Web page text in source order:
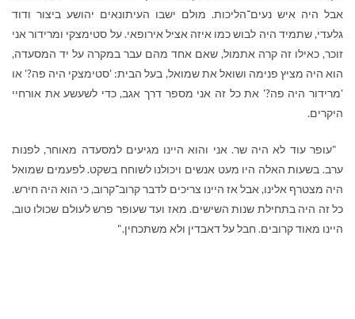
אבל היה איש נעים־הליכות. מולם ישבו העיתונאים יהושע ביצור ודוד
גלעדי, שתמיד היה לבוש כמו איזה אציל אירופאי. על סטימצקי ומרידור אני
זוכר, כאילו זה קרה אתמול, שאם אחד מהם עבר במקרה על יד המסעדה,
הוא היה מציץ פנימה ושואל את שמואל, בעל הבית: 'סטימצקי היה פה?' או
'מרידור היה פה?' את כל זה אני מספר דרך אגב, כדי לשעשע את אורחיי
היקרים.
"עופר עוד לא היה שר. אני והוא היינו מגיעים למסעדה מאוחר, לפנות
ערב. בשעות האלה היו מעט אנשים ויכולנו לשוחח בשקט. לפעמים שמואל
היה מצטרף אלינו, אבל אז היינו צריכים לדבר קרוב־קרוב, כי הוא היה חירש.
כל זה היה בתחילת שנות השישים. מאז ועד שעופר פרש לעולם שכולו טוב,
היינו מאוד קרובים. חבל על דאבדין ולא משתכחין."